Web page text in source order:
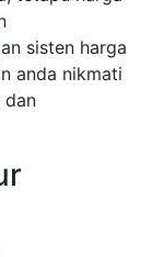
sisten harga
anda nikmati
dan